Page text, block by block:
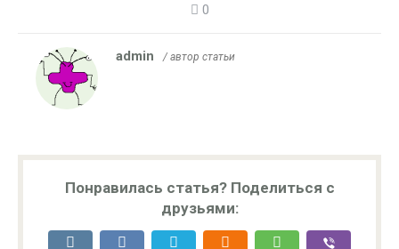
0
admin / автор статьи
Понравилась статья? Поделиться с
друзьями: